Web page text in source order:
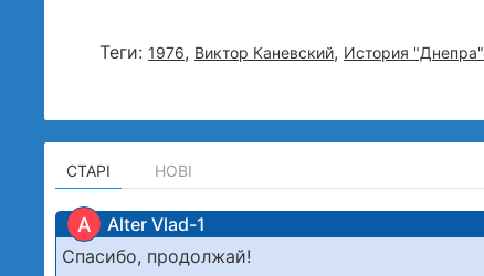
Теги: 1976, Виктор Каневский, История "Днепра"
СТАРІ НОВІ
A Alter Vlad-1
Спасибо, продолжай!